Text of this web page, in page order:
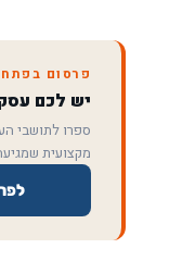
פרסום
יש לכם
ספרו לתושבי
מקצועית